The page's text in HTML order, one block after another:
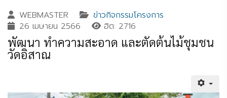
WEBMASTER
ข่าวกิจกรรมโครงการ
26 เมษายน 2566
ฮิต: 2716
พัฒนา ทำความสะอาด และตัดต้นไม้ชุมชน
วัดอิสาณ